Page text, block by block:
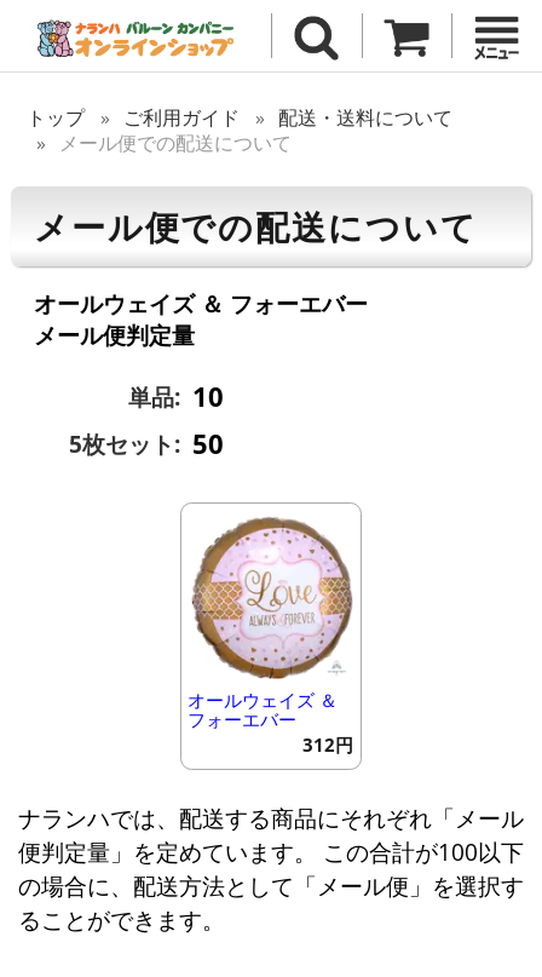
トップ ご利用ガイド
配送・送料について
メール便での配送について
メール便での配送について
オールウェイズ ＆ フォーエバー
メール便判定量
単品: 10
5枚セット: 50
オールウェイズ ＆
フォーエバー
312円
ナランハでは、配送する商品にそれぞれ「メール
便判定量」を定めています。 この合計が100以下
の場合に、配送方法として「メール便」を選択す
ることができます。